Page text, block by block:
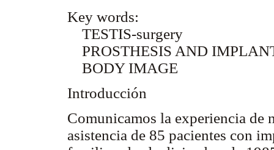
Key words:
TESTIS-surgery
PROSTHESIS AND
BODY IMAGE
Introducción
Comunicamos la experiencia
asistencia de 85 pacientes con